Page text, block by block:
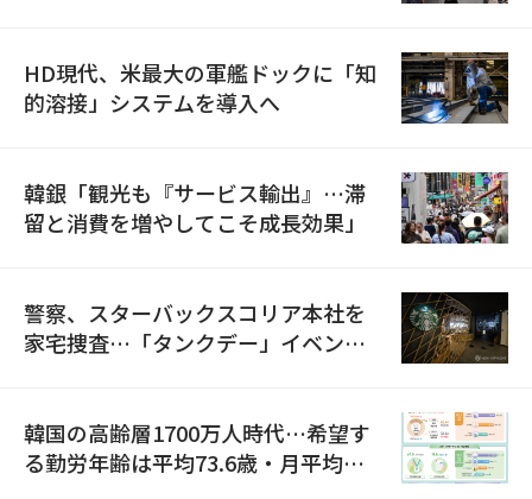
HD現代、米最大の軍艦ドックに「知
的溶接」システムを導入へ
韓銀「観光も『サービス輸出』…滞
留と消費を増やしてこそ成長効果」
警察、スターバックスコリア本社を
家宅捜査…「タンクデー」イベント
韓国の高齢層1700万人時代…希望す
る勤労年齢は平均73.6歳・月平均賃